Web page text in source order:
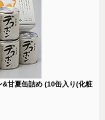
甘夏缶詰め (10缶入り(化粧